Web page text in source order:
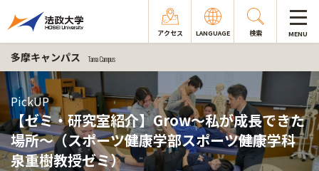
アクセス LANGUAGE 検索 MENU
多摩キャンパス Tama Campus
PickUP
【ゼミ・研究室紹介】Grow～私が成長できた
場所～（スポーツ健康学部スポーツ健康学科
泉重樹教授ゼミ）